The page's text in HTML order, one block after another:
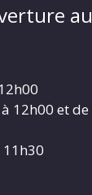
au
12h00 et de
11h30